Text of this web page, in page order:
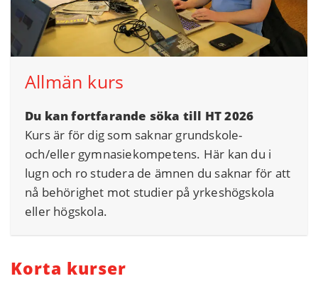
Allmän kurs
Du kan fortfarande söka till HT 2026
Kurs är för dig som saknar grundskole-
och/eller gymnasiekompetens. Här kan du i
lugn och ro studera de ämnen du saknar för att
nå behörighet mot studier på yrkeshögskola
eller högskola.
Korta kurser